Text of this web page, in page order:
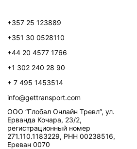
+357 25 123889
+351 30 0528110
+44 20 4577 1766
+1 302 240 28 90
+ 7 495 1453514
info@gettransport.com
ООО “Глобал Онлайн Тревл”, ул.
Ерванда Кочара, 23/2,
регистрационный номер
271.110.1183229, РНН 00238516,
Ереван 0070